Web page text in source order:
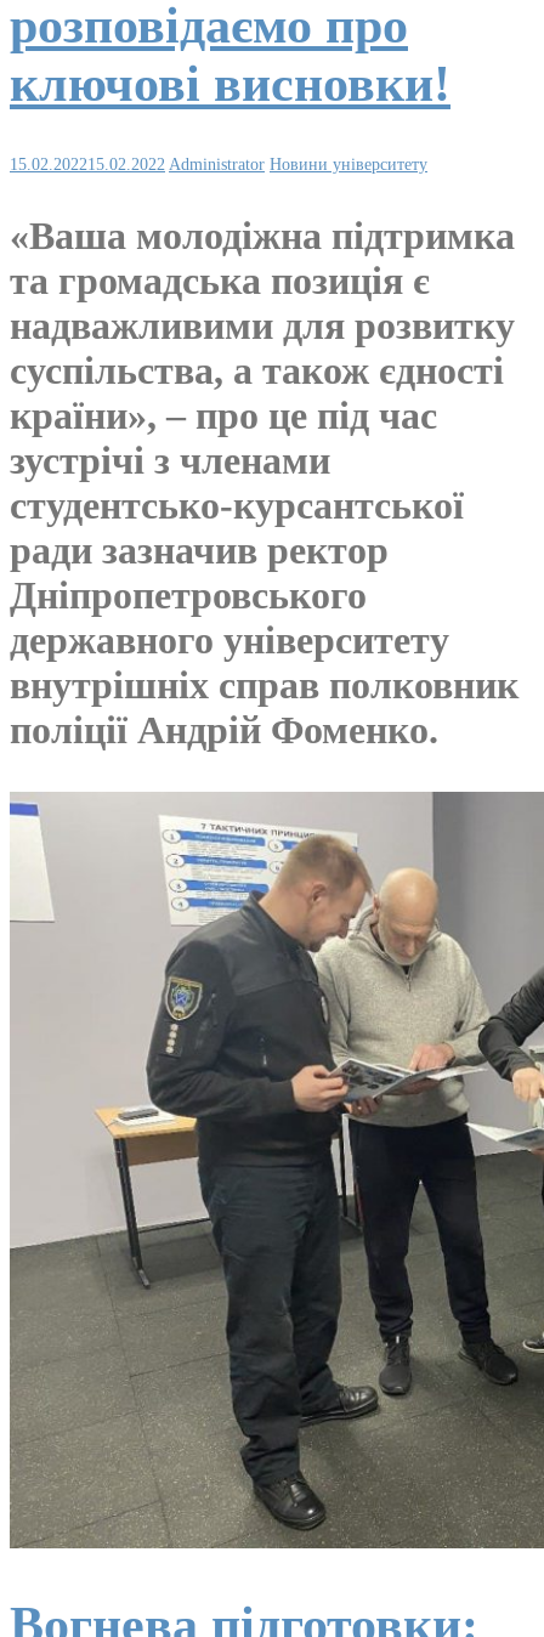
розповідаємо про
ключові висновки!
15.02.202215.02.2022 Administrator Новини університету
«Ваша молодіжна підтримка
та громадська позиція є
надважливими для розвитку
суспільства, а також єдності
країни», – про це під час
зустрічі з членами
студентсько-курсантської
ради зазначив ректор
Дніпропетровського
державного університету
внутрішніх справ полковник
поліції Андрій Фоменко.
Вогнева підготовки: